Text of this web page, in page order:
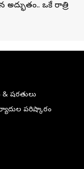
అద్భుతం.. ఒకే రాత్రి
షరతులు
పరిష్కారం